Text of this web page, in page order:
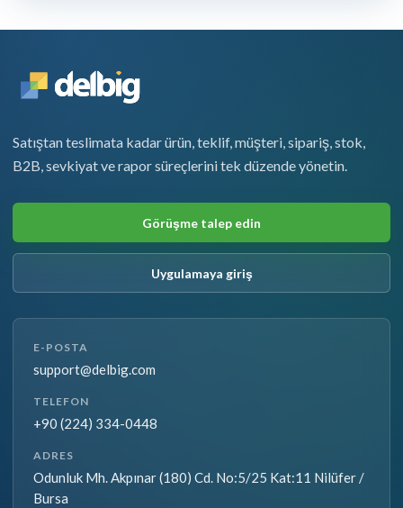
Satıştan teslimata kadar ürün, teklif, müşteri, sipariş, stok,
B2B, sevkiyat ve rapor süreçlerini tek düzende yönetin.
Görüşme talep edin
Uygulamaya giriş
E-POSTA
support@delbig.com
TELEFON
+90 (224) 334-0448
ADRES
Odunluk Mh. Akpınar (180) Cd. No:5/25 Kat:11 Nilüfer /
Bursa